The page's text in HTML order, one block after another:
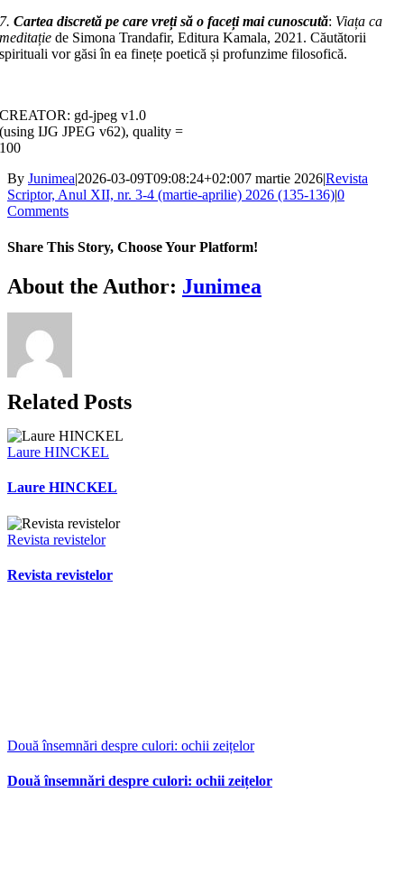
7.Cartea discretă pe care vreți să o faceți mai cunoscută: Viața ca
meditație de Simona Trandafir, Editura Kamala, 2021. Căutătorii
spirituali vor găsi în ea finețe poetică și profunzime filosofică.
CREATOR: gd-jpeg v1.0
(using IJG JPEG v62), quality =
100
By Junimea|2026-03-09T09:08:24+02:007 martie 2026|Revista
Scriptor, Anul XII, nr. 3-4 (martie-aprilie) 2026 (135-136)|0
Comments
Share This Story, Choose Your Platform!
Facebook
X
Bluesky
Reddit
LinkedIn
WhatsApp
Telegram
Tumblr
Xing
Email
Copy
Link
About the Author: Junimea
Related Posts
Laure HINCKEL
Laure HINCKEL
Revista revistelor
Revista revistelor
Două însemnări despre culori: ochii zeițelor
Două însemnări despre culori: ochii zeițelor